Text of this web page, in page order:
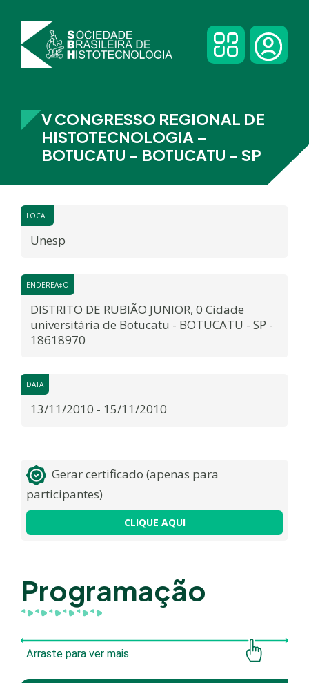
V CONGRESSO REGIONAL DE
HISTOTECNOLOGIA –
BOTUCATU – BOTUCATU – SP
LOCAL
Unesp
ENDEREÃ‡O
DISTRITO DE RUBIÃO JUNIOR, 0 Cidade
universitária de Botucatu - BOTUCATU - SP -
18618970
DATA
13/11/2010 - 15/11/2010
Gerar certificado (apenas para
participantes)
CLIQUE AQUI
Programação